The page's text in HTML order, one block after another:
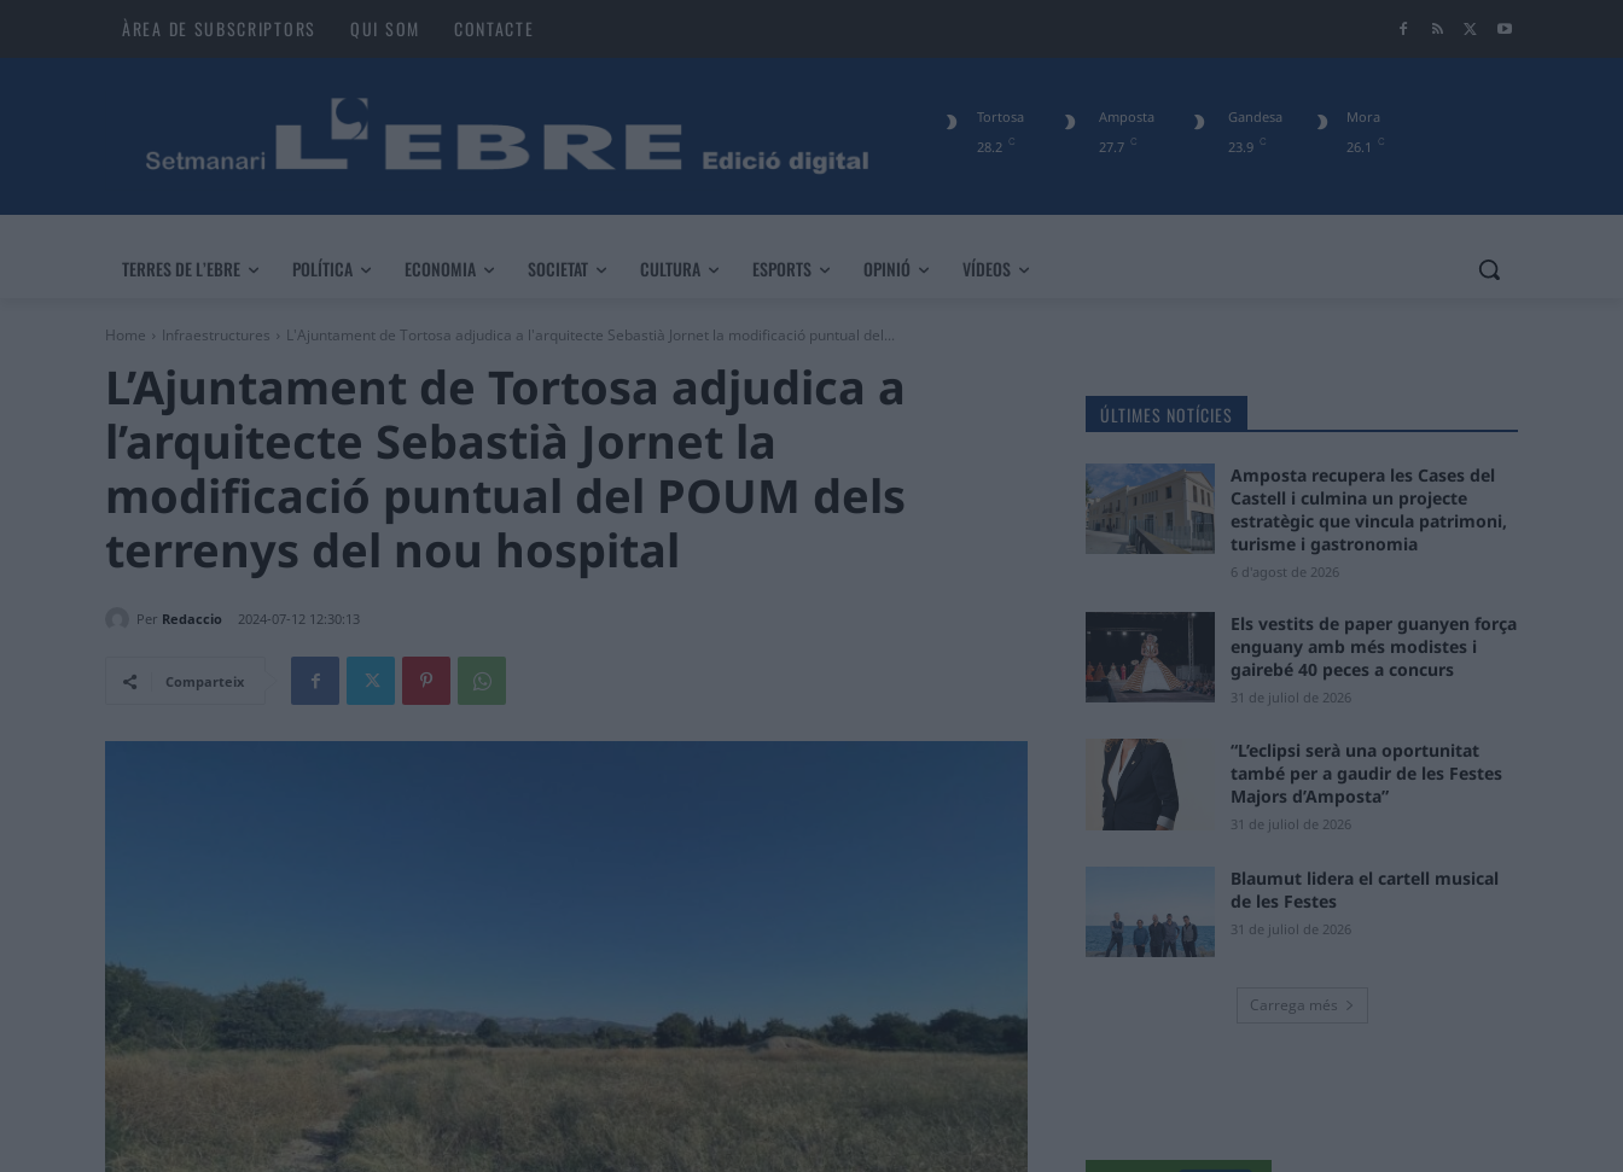
ÀREA DE SUBSCRIPTORS QUI SOM CONTACTE
28.2 C
Tortosa
27.7 C
Amposta
23.9 C
Gandesa
26.1
C
Mora
TERRES DE L’EBRE POLÍTICA ECONOMIA SOCIETAT CULTURA ESPORTS OPINIÓ VÍDEOS
Home Infraestructures L'Ajuntament de Tortosa adjudica a l'arquitecte Sebastià Jornet la modificació puntual del...
L’Ajuntament de Tortosa adjudica a
l’arquitecte Sebastià Jornet la
modificació puntual del POUM dels
terrenys del nou hospital
Per Redaccio 2024-07-12 12:30:13
Comparteix
ÚLTIMES NOTÍCIES
Amposta recupera les Cases del
Castell i culmina un projecte
estratègic que vincula patrimoni,
turisme i gastronomia
6 d'agost de 2026
Els vestits de paper guanyen força
enguany amb més modistes i
gairebé 40 peces a concurs
31 de juliol de 2026
“L’eclipsi serà una oportunitat
també per a gaudir de les Festes
Majors d’Amposta”
31 de juliol de 2026
Blaumut lidera el cartell musical
de les Festes
31 de juliol de 2026
Carrega més